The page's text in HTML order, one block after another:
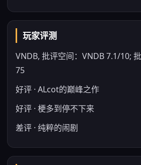
玩家评测
VNDB, 批评空间：VNDB 7.1/10;
75
好评 · ALcot的巅峰之作
好评 · 梗多到停不下来
差评 · 纯粹的闹剧